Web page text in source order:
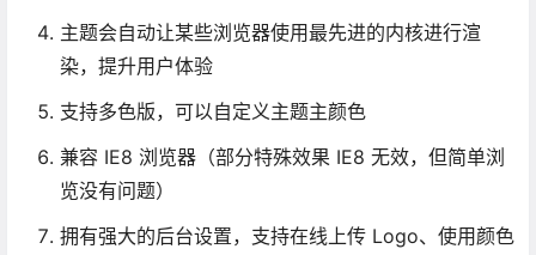
主题会自动让某些浏览器使用最先进的内核进行渲
染，提升用户体验
支持多色版，可以自定义主题主颜色
兼容 IE8 浏览器（部分特殊效果 IE8 无效，但简单浏
览没有问题）
拥有强大的后台设置，支持在线上传 Logo、使用颜色